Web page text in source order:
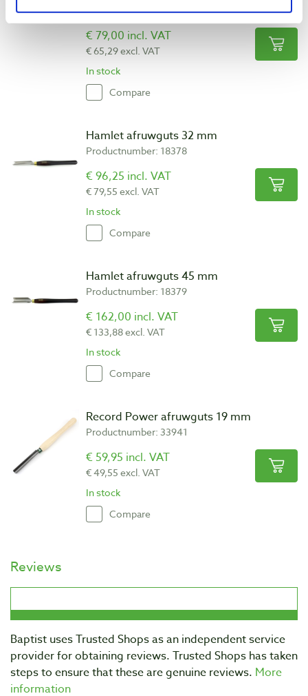
Productnumber: 18377
€ 79,00 incl. VAT
€ 65,29 excl. VAT
In stock
Compare
Hamlet afruwguts 32 mm
Productnumber: 18378
€ 96,25 incl. VAT
€ 79,55 excl. VAT
In stock
Compare
Hamlet afruwguts 45 mm
Productnumber: 18379
€ 162,00 incl. VAT
€ 133,88 excl. VAT
In stock
Compare
Record Power afruwguts 19 mm
Productnumber: 33941
€ 59,95 incl. VAT
€ 49,55 excl. VAT
In stock
Compare
Reviews
Baptist uses Trusted Shops as an independent service
provider for obtaining reviews. Trusted Shops has taken
steps to ensure that these are genuine reviews. More
information